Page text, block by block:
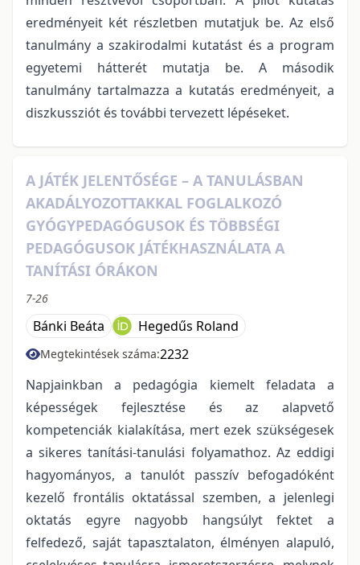
eredményeit két részletben mutatjuk be. Az első
tanulmány a szakirodalmi kutatást és a program
egyetemi hátterét mutatja be. A második
tanulmány tartalmazza a kutatás eredményeit, a
diszkussziót és további tervezett lépéseket.
A JÁTÉK JELENTŐSÉGE – A TANULÁSBAN
AKADÁLYOZOTTAKKAL FOGLALKOZÓ
GYÓGYPEDAGÓGUSOK ÉS TÖBBSÉGI
PEDAGÓGUSOK JÁTÉKHASZNÁLATA A
TANÍTÁSI ÓRÁKON
7-26
Bánki Beáta Hegedűs Roland
Megtekintések száma:2232
Napjainkban a pedagógia kiemelt feladata a
képességek fejlesztése és az alapvető
kompetenciák kialakítása, mert ezek szükségesek
a sikeres tanítási-tanulási folyamathoz. Az eddigi
hagyományos, a tanulót passzív befogadóként
kezelő frontális oktatással szemben, a jelenlegi
oktatás egyre nagyobb hangsúlyt fektet a
felfedező, saját tapasztalaton, élményen alapuló,